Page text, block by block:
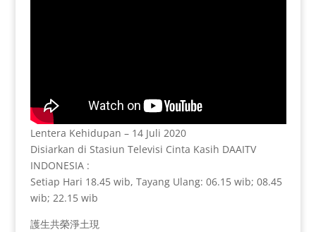
Lentera Kehidupan – 14 Juli 2020
Disiarkan di Stasiun Televisi Cinta Kasih DAAITV
INDONESIA :
Setiap Hari 18.45 wib, Tayang Ulang: 06.15 wib; 08.45
wib; 22.15 wib
護生共榮淨土現